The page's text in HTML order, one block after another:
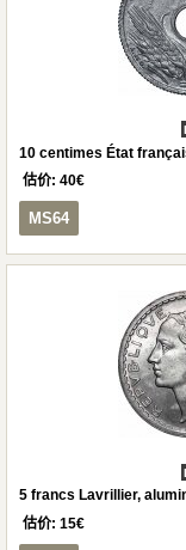
10 centimes État
估价: 40€
MS64
5 francs Lavrillier,
估价: 15€